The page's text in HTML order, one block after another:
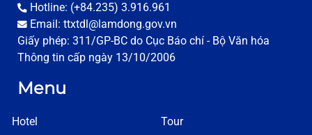
Hotline: (+84.235) 3.916.961
Email: ttxtdl@lamdong.gov.vn
Giấy phép: 311/GP-BC do Cục Báo chí - Bộ Văn hóa
Thông tin cấp ngày 13/10/2006
Menu
Hotel Tour